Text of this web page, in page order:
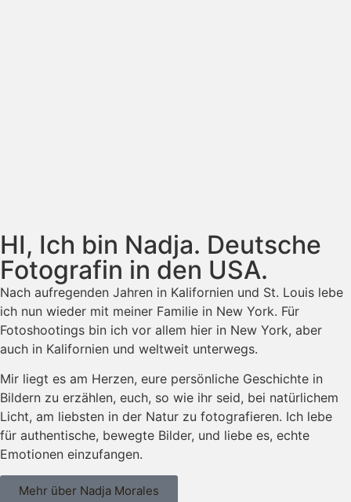
HI, Ich bin Nadja. Deutsche
Fotografin in den USA.
Nach aufregenden Jahren in Kalifornien und St. Louis lebe
ich nun wieder mit meiner Familie in New York. Für
Fotoshootings bin ich vor allem hier in New York, aber
auch in Kalifornien und weltweit unterwegs.
Mir liegt es am Herzen, eure persönliche Geschichte in
Bildern zu erzählen, euch, so wie ihr seid, bei natürlichem
Licht, am liebsten in der Natur zu fotografieren. Ich lebe
für authentische, bewegte Bilder, und liebe es, echte
Emotionen einzufangen.
Mehr über Nadja Morales